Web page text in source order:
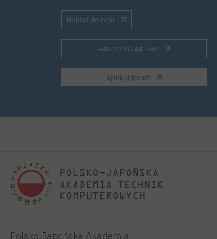
Napisz do nas!
+48 22 58 44 590
Aplikuj teraz!
Polsko-Japońska Akademia